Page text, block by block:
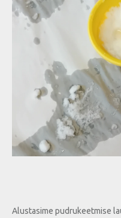
Alustasime pudrukeetmise